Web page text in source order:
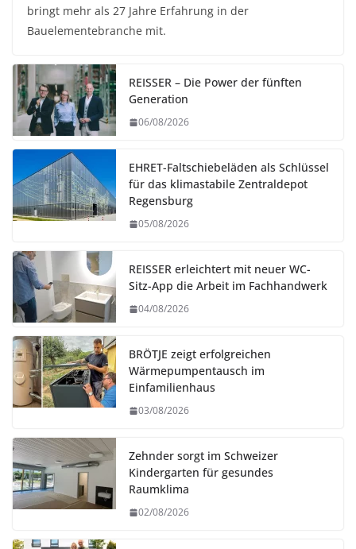
bringt mehr als 27 Jahre Erfahrung in der
Bauelementebranche mit.
REISSER – Die Power der fünften
Generation
06/08/2026
EHRET-Faltschiebeläden als Schlüssel
für das klimastabile Zentraldepot
Regensburg
05/08/2026
REISSER erleichtert mit neuer WC-
Sitz-App die Arbeit im Fachhandwerk
04/08/2026
BRÖTJE zeigt erfolgreichen
Wärmepumpentausch im
Einfamilienhaus
03/08/2026
Zehnder sorgt im Schweizer
Kindergarten für gesundes
Raumklima
02/08/2026